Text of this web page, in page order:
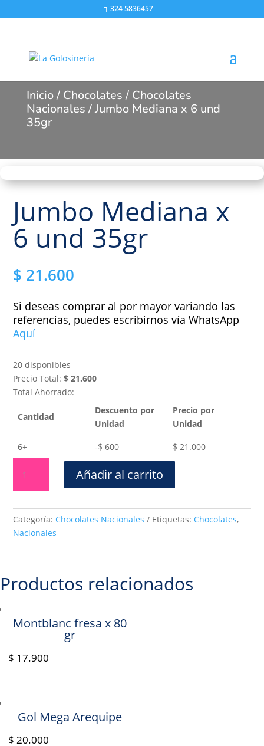
324 5836457
Inicio/ Chocolates / Chocolates
Nacionales / Jumbo Mediana x 6 und
35gr
Jumbo Mediana x
6 und 35gr
$ 21.600
Si deseas comprar al por mayor variando las
referencias, puedes escribirnos vía WhatsApp
Aquí
20 disponibles
Precio Total:$ 21.600
Total Ahorrado:
Cantidad
Descuento por
Unidad
Precio por
Unidad
6+ -$ 600 $ 21.000
Mediana
x
und
35gr
Añadir al carrito
Categoría: Chocolates Nacionales Etiquetas: Chocolates,
Nacionales
Productos relacionados
Montblanc fresa x 80
gr
$ 17.900
Gol Mega Arequipe
$ 20.000